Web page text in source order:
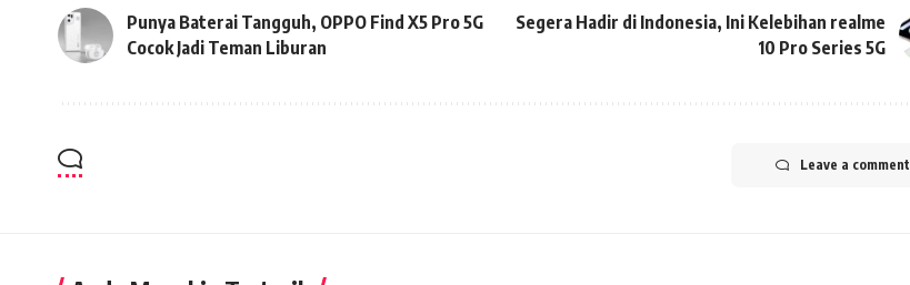
Punya Baterai Tangguh, OPPO Find X5 Pro 5G
Cocok Jadi Teman Liburan
Segera Hadir di Indonesia, Ini Kelebihan realme
10 Pro Series 5G
Leave a comment